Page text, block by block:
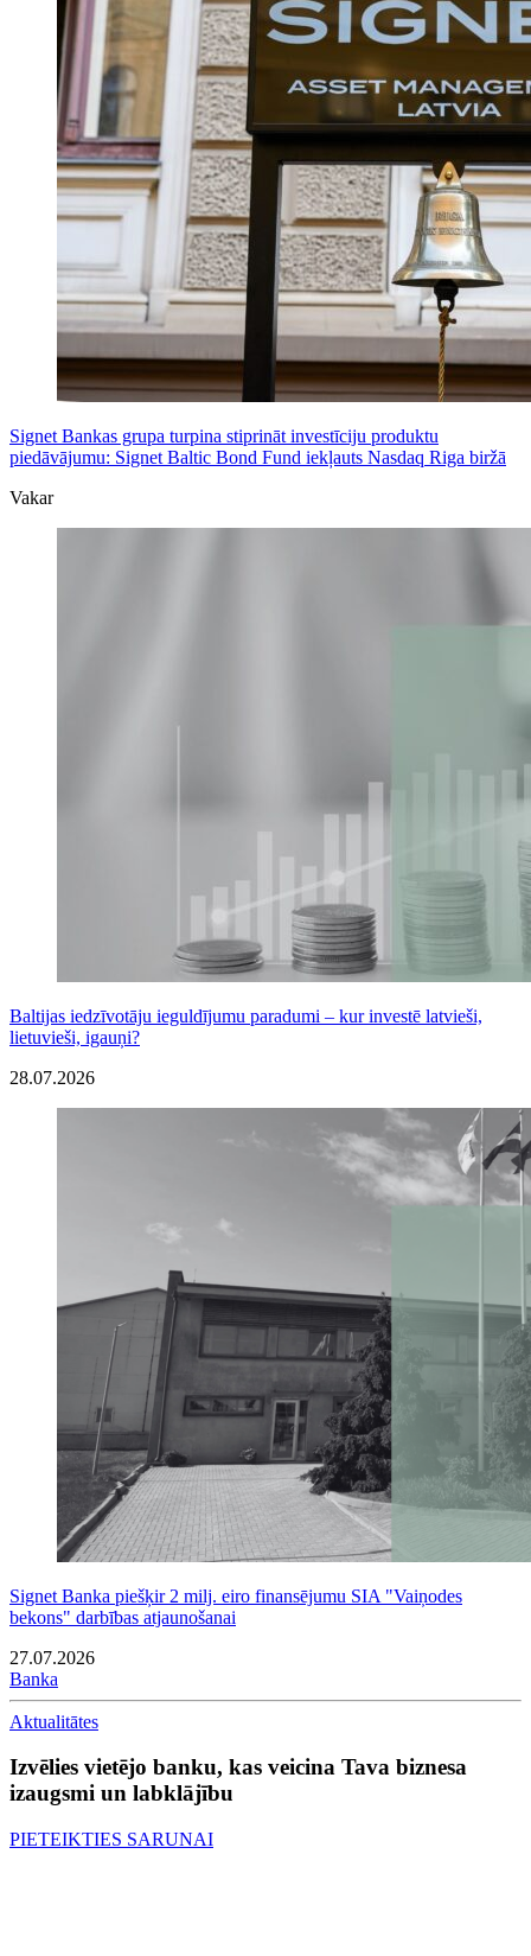
Signet Bankas grupa turpina stiprināt investīciju produktu
piedāvājumu: Signet Baltic Bond Fund iekļauts Nasdaq Riga biržā
Vakar
Baltijas iedzīvotāju ieguldījumu paradumi – kur investē latvieši,
lietuvieši, igauņi?
28.07.2026
Signet Banka piešķir 2 milj. eiro finansējumu SIA "Vaiņodes
bekons" darbības atjaunošanai
27.07.2026
Banka
Aktualitātes
Izvēlies vietējo banku, kas veicina Tava biznesa
izaugsmi un labklājību
PIETEIKTIES SARUNAI